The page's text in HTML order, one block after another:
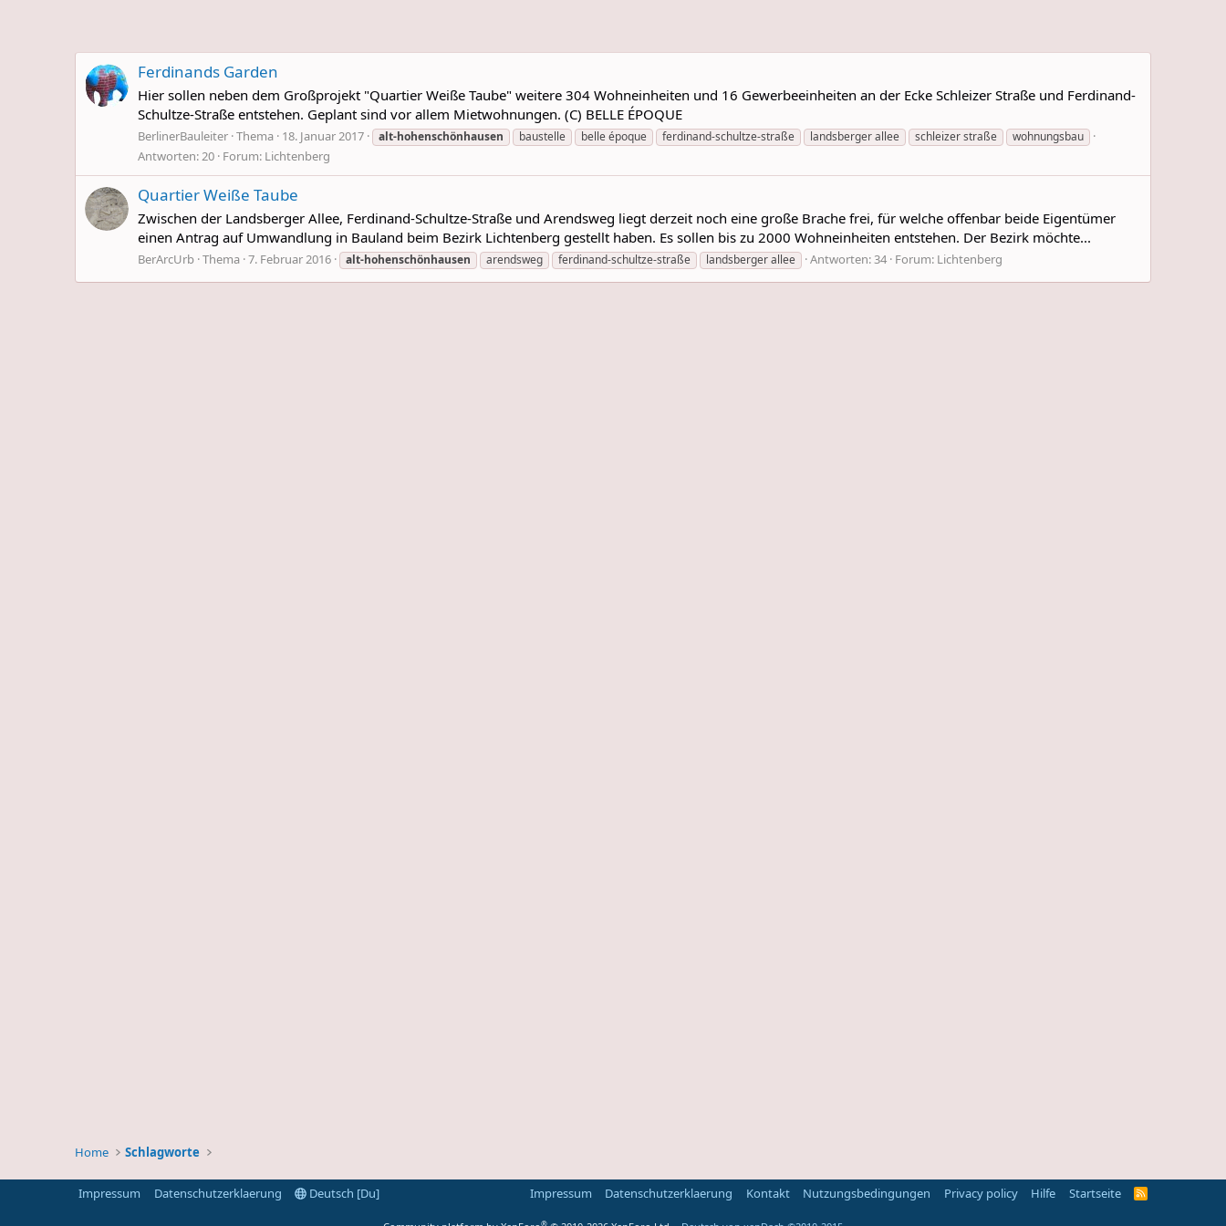
Ferdinands Garden
Hier sollen neben dem Großprojekt "Quartier Weiße Taube" weitere 304 Wohneinheiten und 16 Gewerbeeinheiten an der Ecke Schleizer Straße und Ferdinand-
Schultze-Straße entstehen. Geplant sind vor allem Mietwohnungen. (C) BELLE ÉPOQUE
BerlinerBauleiter Thema 18. Januar 2017 alt-hohenschönhausen baustelle belle époque ferdinand-schultze-straße landsberger allee schleizer straße wohnungsbau
Antworten: 20 Forum: Lichtenberg
Quartier Weiße Taube
Zwischen der Landsberger Allee, Ferdinand-Schultze-Straße und Arendsweg liegt derzeit noch eine große Brache frei, für welche offenbar beide Eigentümer
einen Antrag auf Umwandlung in Bauland beim Bezirk Lichtenberg gestellt haben. Es sollen bis zu 2000 Wohneinheiten entstehen. Der Bezirk möchte...
BerArcUrb Thema 7. Februar 2016 alt-hohenschönhausen arendsweg ferdinand-schultze-straße landsberger allee Antworten: 34 Forum: Lichtenberg
Home Schlagworte
Impressum Datenschutzerklaerung Deutsch [Du] Impressum Datenschutzerklaerung Kontakt Nutzungsbedingungen Privacy policy Hilfe Startseite
R
®